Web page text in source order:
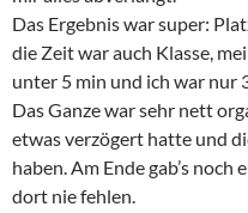
Das Ergebnis war super:
die Zeit war auch Klasse,
unter 5 min und ich war nur
Das Ganze war sehr nett
etwas verzögert hatte und
haben. Am Ende gab’s
dort nie fehlen.